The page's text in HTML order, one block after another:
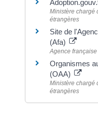
Ministère chargé
étrangères
Site de
(Afa)
Agence
Organismes
(OAA)
Ministère chargé
étrangères